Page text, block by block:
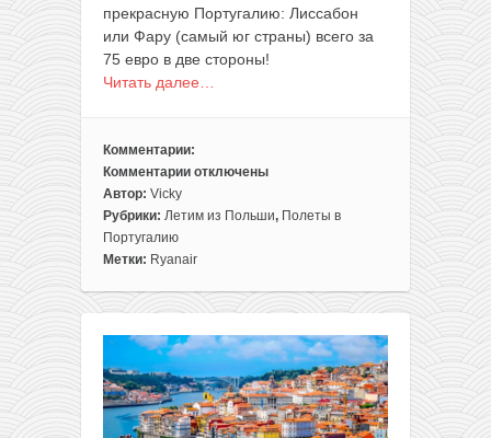
прекрасную Португалию: Лиссабон
или Фару (самый юг страны) всего за
75 евро в две стороны!
Читать далее…
Комментарии:
Комментарии
к
записи
Португалия
летом!
прямо
Варшавы
в
Лиссабон
или
Фару
отключены
Автор: Vicky
Рубрики: Летим из Польши, Полеты в
Португалию
Метки: Ryanair